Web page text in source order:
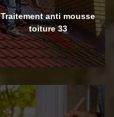
Traitement anti mousse
toiture 33